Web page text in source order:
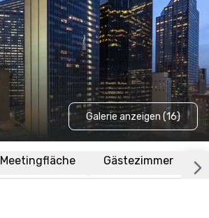
Galerie anzeigen (16)
Meetingfläche Gästezimmer